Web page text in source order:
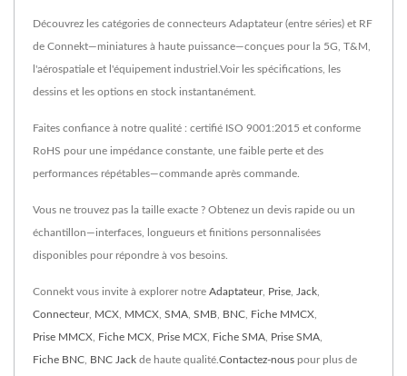
Découvrez les catégories de connecteurs Adaptateur (entre séries) et RF
de Connekt—miniatures à haute puissance—conçues pour la 5G, T&M,
l'aérospatiale et l'équipement industriel.Voir les spécifications, les
dessins et les options en stock instantanément.
Faites confiance à notre qualité : certifié ISO 9001:2015 et conforme
RoHS pour une impédance constante, une faible perte et des
performances répétables—commande après commande.
Vous ne trouvez pas la taille exacte ? Obtenez un devis rapide ou un
échantillon—interfaces, longueurs et finitions personnalisées
disponibles pour répondre à vos besoins.
Connekt vous invite à explorer notre Adaptateur, Prise Jack
Connecteur, MCX MMCX SMA SMB BNC Fiche MMCX
Prise MMCX Fiche MCX Prise MCX Fiche SMA Prise SMA
Fiche BNC BNC Jack de haute qualité. Contactez-nous pour plus de